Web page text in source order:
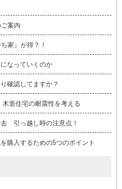
案内
家』が得？！
なっていくのか
確認してますか？
造住宅の耐震性を考える
引っ越し時の注意点！
購入するための5つのポイント